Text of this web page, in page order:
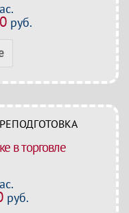
руб.
в торговле
руб.